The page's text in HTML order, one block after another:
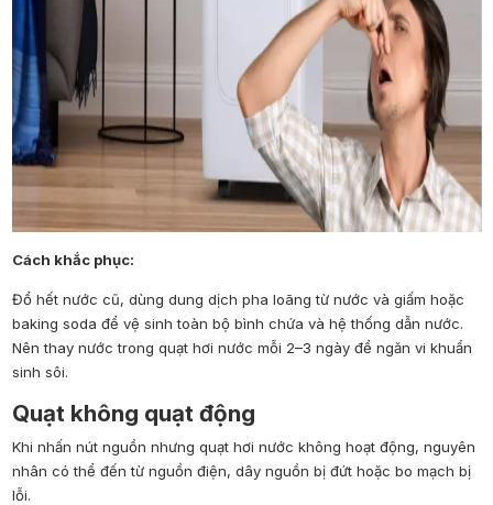
Cách khắc phục:
Đổ hết nước cũ, dùng dung dịch pha loãng từ nước và giấm hoặc
baking soda để vệ sinh toàn bộ bình chứa và hệ thống dẫn nước.
Nên thay nước trong quạt hơi nước mỗi 2–3 ngày để ngăn vi khuẩn
sinh sôi.
Quạt không quạt động
Khi nhấn nút nguồn nhưng quạt hơi nước không hoạt động, nguyên
nhân có thể đến từ nguồn điện, dây nguồn bị đứt hoặc bo mạch bị
lỗi.